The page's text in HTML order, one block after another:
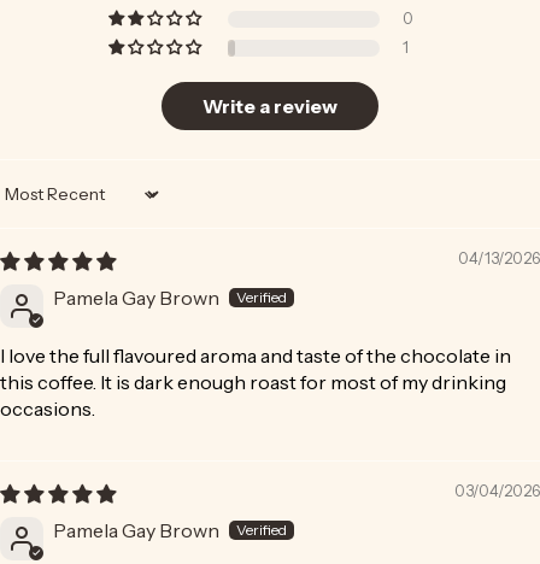
0
1
Write a review
Sort by
04/13/2026
Pamela Gay Brown
I love the full flavoured aroma and taste of the chocolate in
this coffee. It is dark enough roast for most of my drinking
occasions.
03/04/2026
Pamela Gay Brown